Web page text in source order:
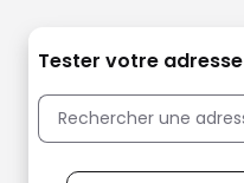
Tester votre adresse